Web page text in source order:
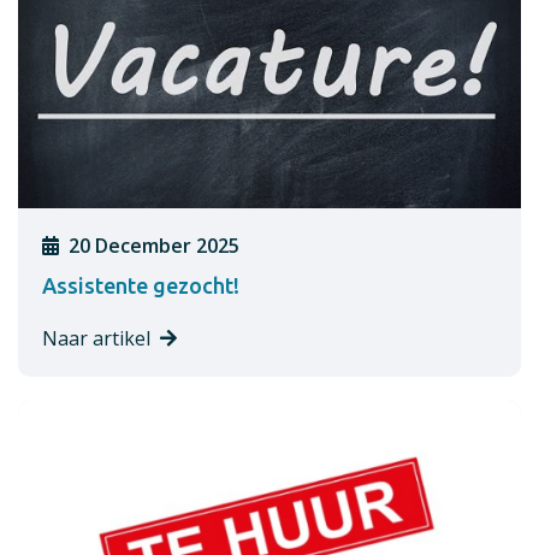
20 December 2025
Assistente gezocht!
Naar artikel